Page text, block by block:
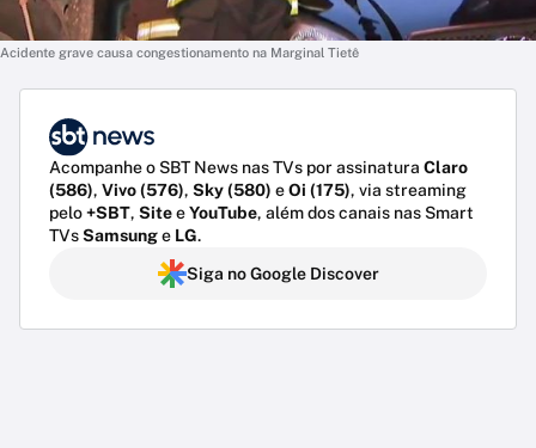
Acidente grave causa congestionamento na Marginal Tietê
Acompanhe o SBT News nas TVs por assinatura Claro
(586), Vivo (576), Sky (580) eOi (175), via streaming
pelo+SBT, SiteeYouTube, além dos canais nas Smart
TVsSamsunge LG.
Siga no Google Discover